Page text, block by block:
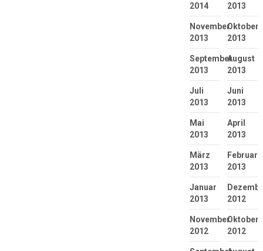
2014
2013
November
2013
Oktober
2013
September
2013
August
2013
Juli
2013
Juni
2013
Mai
2013
April
2013
März
2013
Februar
2013
Januar
2013
2012
November
2012
Oktober
2012